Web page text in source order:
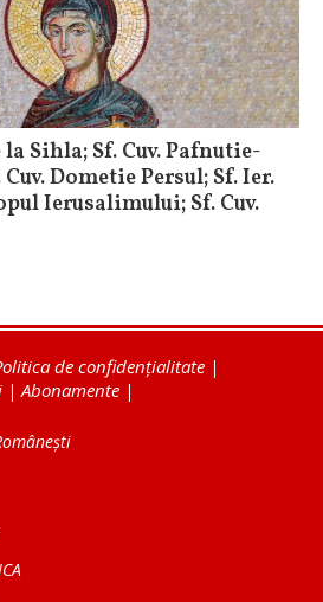
la Sihla; Sf. Cuv. Pafnutie-
Dometie Persul; Sf. Ier.
Ierusalimului; Sf. Cuv.
de confidențialitate |
| Abonamente |